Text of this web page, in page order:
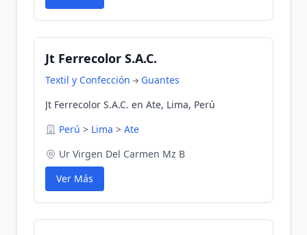
Jt Ferrecolor S.A.C.
Textil y Confección
Guantes
Jt Ferrecolor S.A.C. en Ate, Lima, Perú
Perú > Lima > Ate
Ur Virgen Del Carmen Mz B
Ver Más